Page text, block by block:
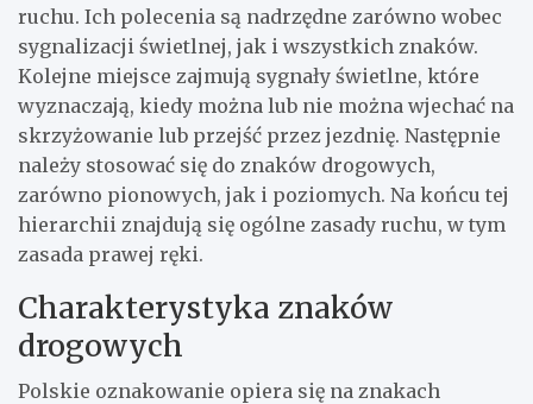
ruchu. Ich polecenia są nadrzędne zarówno wobec
sygnalizacji świetlnej, jak i wszystkich znaków.
Kolejne miejsce zajmują sygnały świetlne, które
wyznaczają, kiedy można lub nie można wjechać na
skrzyżowanie lub przejść przez jezdnię. Następnie
należy stosować się do znaków drogowych,
zarówno pionowych, jak i poziomych. Na końcu tej
hierarchii znajdują się ogólne zasady ruchu, w tym
zasada prawej ręki.
Charakterystyka znaków
drogowych
Polskie oznakowanie opiera się na znakach